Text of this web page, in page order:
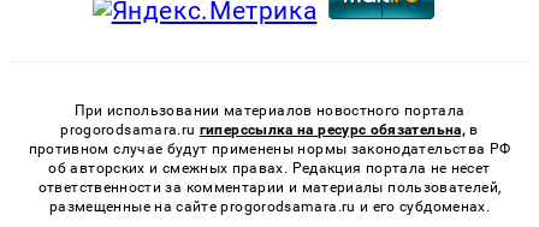
При использовании материалов новостного портала
progorodsamara.ru гиперссылка на ресурс обязательна, в
противном случае будут применены нормы законодательства РФ
об авторских и смежных правах. Редакция портала не несет
ответственности за комментарии и материалы пользователей,
размещенные на сайте progorodsamara.ru и его субдоменах.